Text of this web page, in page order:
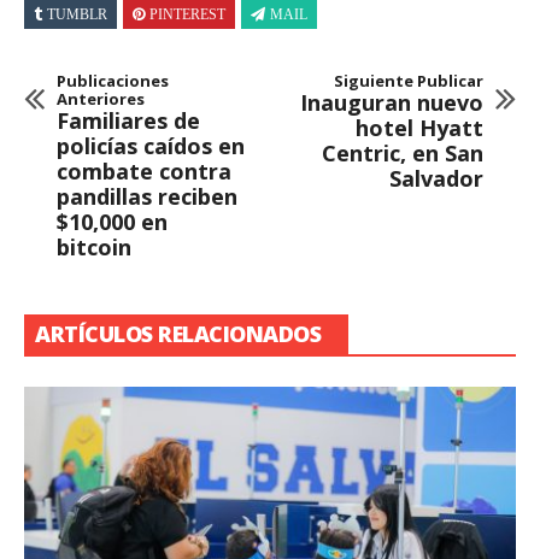
TUMBLR PINTEREST MAIL
Publicaciones
Anteriores
Familiares de
policías caídos en
combate contra
pandillas reciben
$10,000 en
bitcoin
Siguiente Publicar
Inauguran nuevo
hotel Hyatt
Centric, en San
Salvador
ARTÍCULOS RELACIONADOS